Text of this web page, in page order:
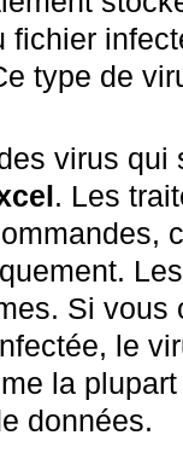
fichier
type de
virus qui
. Les
Si
le
la
données.